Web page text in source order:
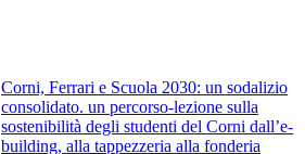
Corni, Ferrari e Scuola 2030: un sodalizio
consolidato. un percorso-lezione sulla
sostenibilità degli studenti del Corni dall’e-
building, alla tappezzeria alla fonderia